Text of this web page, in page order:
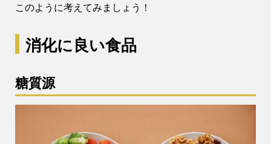
このように考えてみましょう！
消化に良い食品
糖質源